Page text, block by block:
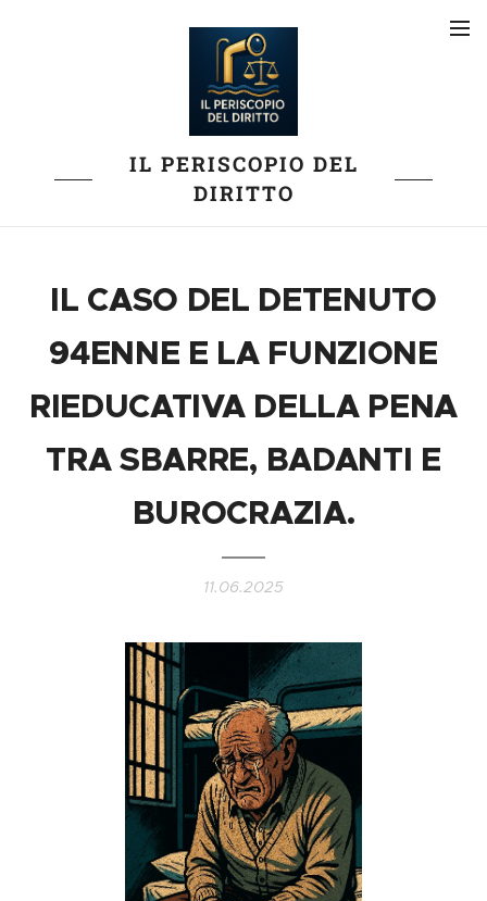
IL PERISCOPIO DEL
DIRITTO
IL CASO DEL DETENUTO
94ENNE E LA FUNZIONE
RIEDUCATIVA DELLA PENA
TRA SBARRE, BADANTI E
BUROCRAZIA.
11.06.2025